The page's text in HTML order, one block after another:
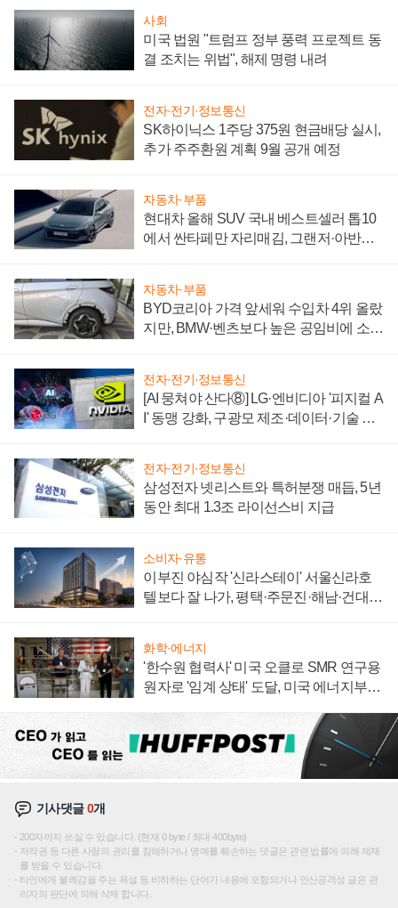
사회
미국 법원 "트럼프 정부 풍력 프로젝트 동
결 조치는 위법", 해제 명령 내려
전자·전기·정보통신
SK하이닉스 1주당 375원 현금배당 실시,
추가 주주환원 계획 9월 공개 예정
자동차·부품
현대차 올해 SUV 국내 베스트셀러 톱10
에서 싼타페만 자리매김, 그랜저·아반떼
자동차·부품
BYD코리아 가격 앞세워 수입차 4위 올랐
지만, BMW·벤츠보다 높은 공임비에 소비
전자·전기·정보통신
[AI 뭉쳐야 산다⑧] LG·엔비디아 '피지컬 A
I' 동맹 강화, 구광모 제조·데이터·기술 결
전자·전기·정보통신
삼성전자 넷리스트와 특허분쟁 매듭, 5년
동안 최대 1.3조 라이선스비 지급
소비자·유통
이부진 야심작 '신라스테이' 서울신라호
텔보다 잘 나가, 평택·주문진·해남·건대로
화학·에너지
'한수원 협력사' 미국 오클로 SMR 연구용
원자로 '임계 상태' 도달, 미국 에너지부
기사댓글0개
200자까지 쓰실 수 있습니다. (현재 0 byte / 최대 400byte)
저작권 등 다른 사람의 권리를 침해하거나 명예를 훼손하는 댓글은 관련 법률에 의해 제재
를 받을 수 있습니다.
타인에게 불쾌감을 주는 욕설 등 비하하는 단어가 내용에 포함되거나 인신공격성 글은 관
리자의 판단에 의해 삭제 합니다.